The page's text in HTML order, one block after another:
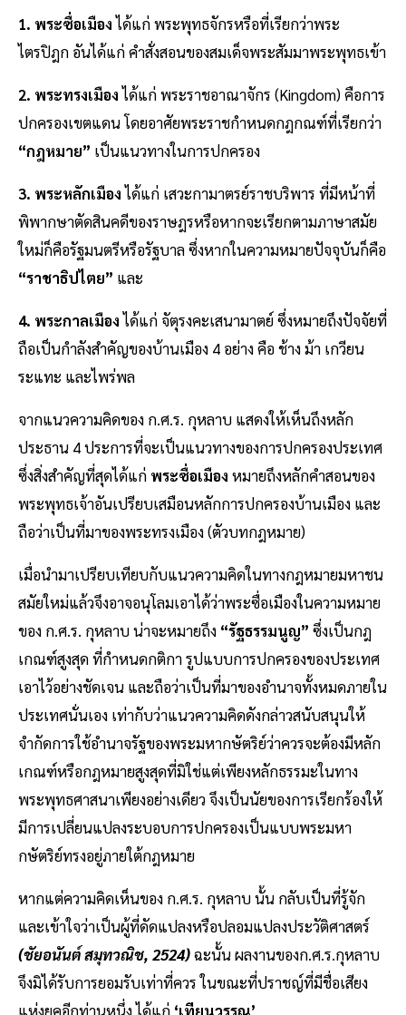
1. พระซื่อเมืองได้แก่ พระพุทธจักรหรือที่เรียกว่าพระ
ไตรปิฎก อันได้แก่ คำสั่งสอนของสมเด็จพระสัมมาพระพุทธเข้า
2. พระทรงเมืองได้แก่ พระราชอาณาจักร (Kingdom) คือการ
ปกครองเขตแดน โดยอาศัยพระราชกำหนดกฎกณฑ์ที่เรียกว่า
“กฎหมาย” เป็นแนวทางในการปกครอง
3. พระหลักเมืองได้แก่ เสวะกามาตรย์ราชบริพาร ที่มีหน้าที่
พิพากษาตัดสินคดีของราษฎรหรือหากจะเรียกตามภาษาสมัย
ใหม่ก็คือรัฐมนตรีหรือรัฐบาล ซึ่งหากในความหมายปัจจุบันก็คือ
“ราชาธิปไตย” และ
4. พระกาลเมืองได้แก่ จัตุรงคะเสนามาตย์ ซึ่งหมายถึงปัจจัยที่
ถือเป็นกำลังสำคัญของบ้านเมือง 4 อย่าง คือ ช้าง ม้า เกวียน
ระแทะ และไพร่พล
จากแนวความคิดของ ก.ศ.ร. กุหลาบ แสดงให้เห็นถึงหลัก
ประธาน 4 ประการที่จะเป็นแนวทางของการปกครองประเทศ
ซึ่งสิ่งสำคัญที่สุดได้แก่ พระซื่อเมือง หมายถึงหลักคำสอนของ
พระพุทธเจ้าอันเปรียบเสมือนหลักการปกครองบ้านเมือง และ
ถือว่าเป็นที่มาของพระทรงเมือง (ตัวบทกฎหมาย)
เมื่อนำมาเปรียบเทียบกับแนวความคิดในทางกฎหมายมหาชน
สมัยใหม่แล้วจึงอาจอนุโลมเอาได้ว่าพระซื่อเมืองในความหมาย
ของ ก.ศ.ร. กุหลาบ น่าจะหมายถึง “รัฐธรรมนูญ” ซึ่งเป็นกฎ
เกณฑ์สูงสุด ที่กำหนดกติกา รูปแบบการปกครองของประเทศ
เอาไว้อย่างชัดเจน และถือว่าเป็นที่มาของอำนาจทั้งหมดภายใน
ประเทศนั่นเอง เท่ากับว่าแนวความคิดดังกล่าวสนับสนุนให้
จำกัดการใช้อำนาจรัฐของพระมหากษัตริย์ว่าควรจะต้องมีหลัก
เกณฑ์หรือกฎหมายสูงสุดที่มิใช่แต่เพียงหลักธรรมะในทาง
พระพุทธศาสนาเพียงอย่างเดียว จึงเป็นนัยของการเรียกร้องให้
มีการเปลี่ยนแปลงระบอบการปกครองเป็นแบบพระมหา
กษัตริย์ทรงอยู่ภายใต้กฎหมาย
หากแต่ความคิดเห็นของ ก.ศ.ร. กุหลาบ นั้น กลับเป็นที่รู้จัก
และเข้าใจว่าเป็นผู้ที่ดัดแปลงหรือปลอมแปลงประวัติศาสตร์
(ชัยอนันต์ สมุทวณิช, 2524)ฉะนั้น ผลงานของก.ศ.ร.กุหลาบ
จึงมิได้รับการยอมรับเท่าที่ควร ในขณะที่ปราชญ์ที่มีชื่อเสียง
แห่งยุคอีกท่านหนึ่ง ได้แก่ ‘เทียนวรรณ’